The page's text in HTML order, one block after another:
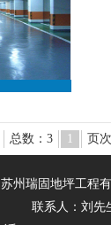
总数：3 1 页
苏州瑞固地坪工程
联系人：刘先